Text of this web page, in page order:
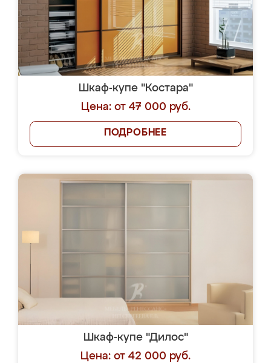
Шкаф-купе "Костара"
Цена: от 47 000 руб.
ПОДРОБНЕЕ
Шкаф-купе "Дилос"
Цена: от 42 000 руб.